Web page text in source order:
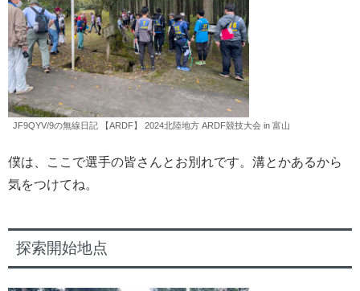
JF9QYV/9の無線日記 【ARDF】 2024北陸地方 ARDF競技大会 in 富山
僕は、ここで選手の皆さんとお別れです。溝とかあるから
気をつけてね。
探索開始地点